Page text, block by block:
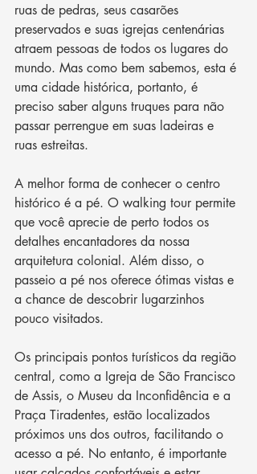
ruas de pedras, seus casarões
preservados e suas igrejas centenárias
atraem pessoas de todos os lugares do
mundo. Mas como bem sabemos, esta é
uma cidade histórica, portanto, é
preciso saber alguns truques para não
passar perrengue em suas ladeiras e
ruas estreitas.
A melhor forma de conhecer o centro
histórico é a pé. O walking tour permite
que você aprecie de perto todos os
detalhes encantadores da nossa
arquitetura colonial. Além disso, o
passeio a pé nos oferece ótimas vistas e
a chance de descobrir lugarzinhos
pouco visitados.
Os principais pontos turísticos da região
central, como a Igreja de São Francisco
de Assis, o Museu da Inconfidência e a
Praça Tiradentes, estão localizados
próximos uns dos outros, facilitando o
acesso a pé. No entanto, é importante